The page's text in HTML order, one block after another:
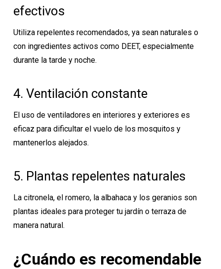
efectivos
Utiliza repelentes recomendados, ya sean naturales o
con ingredientes activos como DEET, especialmente
durante la tarde y noche.
4. Ventilación constante
El uso de ventiladores en interiores y exteriores es
eficaz para dificultar el vuelo de los mosquitos y
mantenerlos alejados.
5. Plantas repelentes naturales
La citronela, el romero, la albahaca y los geranios son
plantas ideales para proteger tu jardín o terraza de
manera natural.
¿Cuándo es recomendable